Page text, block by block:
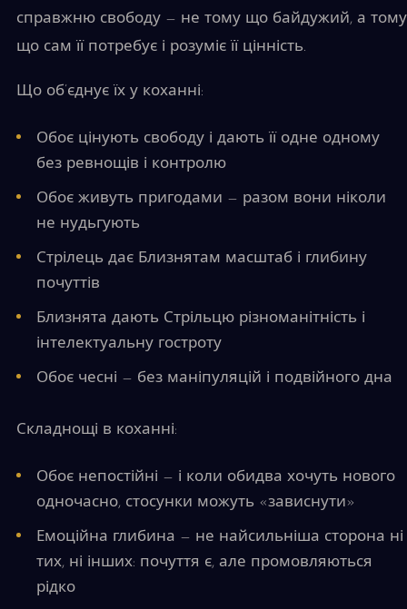
справжню свободу — не тому що байдужий, а тому
що сам її потребує і розуміє її цінність.
Що об’єднує їх у коханні:
Обоє цінують свободу і дають її одне одному
без ревнощів і контролю
Обоє живуть пригодами — разом вони ніколи
не нудьгують
Стрілець дає Близнятам масштаб і глибину
почуттів
Близнята дають Стрільцю різноманітність і
інтелектуальну гостроту
Обоє чесні — без маніпуляцій і подвійного дна
Складнощі в коханні:
Обоє непостійні — і коли обидва хочуть нового
одночасно, стосунки можуть «зависнути»
Емоційна глибина — не найсильніша сторона ні
тих, ні інших: почуття є, але промовляються
рідко